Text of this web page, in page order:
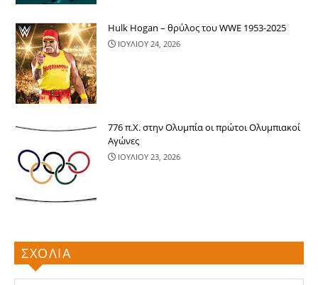
Hulk Hogan – θρύλος του WWE 1953-2025
ΙΟΥΛΙΟΥ 24, 2026
776 π.Χ. στην Ολυμπία οι πρώτοι Ολυμπιακοί
Αγώνες
ΙΟΥΛΙΟΥ 23, 2026
ΣΧΟΛΙΑ